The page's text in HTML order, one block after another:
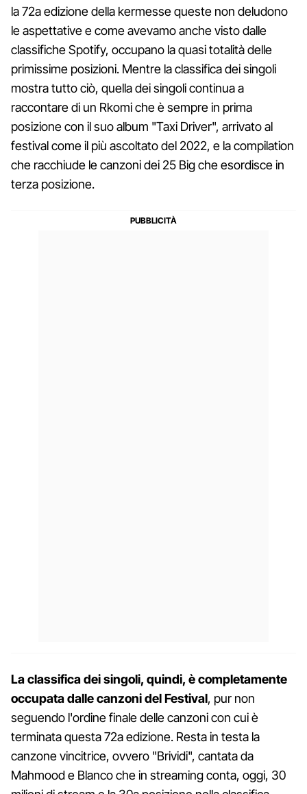
la 72a edizione della kermesse queste non deludono
le aspettative e come avevamo anche visto dalle
classifiche Spotify, occupano la quasi totalità delle
primissime posizioni. Mentre la classifica dei singoli
mostra tutto ciò, quella dei singoli continua a
raccontare di un Rkomi che è sempre in prima
posizione con il suo album "Taxi Driver", arrivato al
festival come il più ascoltato del 2022, e la compilation
che racchiude le canzoni dei 25 Big che esordisce in
terza posizione.
La classifica dei singoli, quindi, è completamente
occupata dalle canzoni del Festival, pur non
seguendo l'ordine finale delle canzoni con cui è
terminata questa 72a edizione. Resta in testa la
canzone vincitrice, ovvero "Brividi", cantata da
Mahmood e Blanco che in streaming conta, oggi, 30